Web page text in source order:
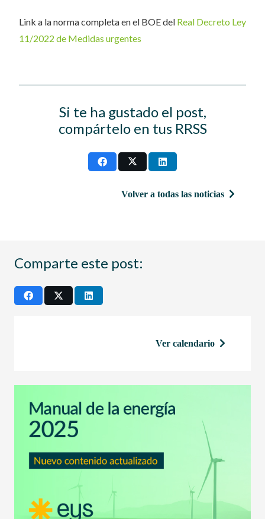
Link a la norma completa en el BOE del Real Decreto Ley
11/2022 de Medidas urgentes
Si te ha gustado el post,
compártelo en tus RRSS
Volver a todas las noticias
Comparte este post:
Ver calendario